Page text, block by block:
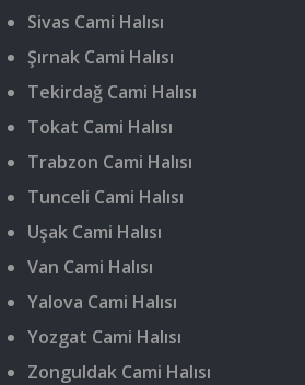
Sivas Cami Halısı
Şırnak Cami Halısı
Tekirdağ Cami Halısı
Tokat Cami Halısı
Trabzon Cami Halısı
Tunceli Cami Halısı
Uşak Cami Halısı
Van Cami Halısı
Yalova Cami Halısı
Yozgat Cami Halısı
Zonguldak Cami Halısı